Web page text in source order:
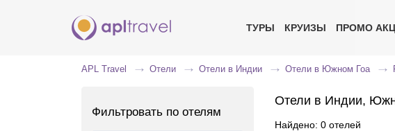
ТУРЫ КРУИЗЫ ПРОМО
APL Travel Отели Отели в Индии Отели в Южном Гоа
Фильтровать по отелям
Отели в Индии,
Найдено: 0 отелей